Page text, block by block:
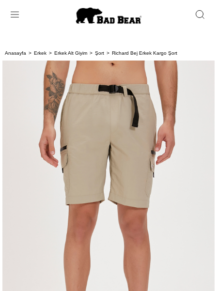
Anasayfa Erkek Erkek Alt Giyim Şort Richard Bej Erkek Kargo Şort